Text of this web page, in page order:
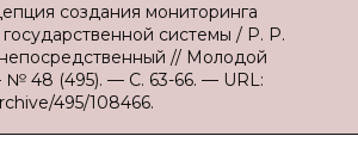
создания мониторинга
системы / Р. Р.
// Молодой
48 (495). — С. 63-66. — URL:
495/108466.